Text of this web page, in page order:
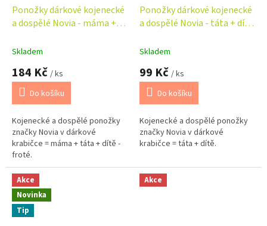
Ponožky dárkové kojenecké
a dospělé Novia - máma +
Skladem
184 Kč / ks
Do košíku
Kojenecké a dospělé ponožky
značky Novia v dárkové
krabičce = máma + táta + dítě -
froté.
Ponožky dárkové kojenecké
a dospělé Novia - táta + dítě
Skladem
99 Kč / ks
Do košíku
Kojenecké a dospělé ponožky
značky Novia v dárkové
krabičce = táta + dítě.
Akce
Novinka
Tip
Akce